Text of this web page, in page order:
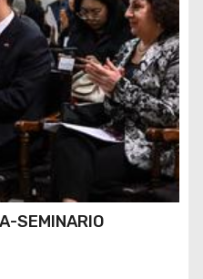
SEMINARIO